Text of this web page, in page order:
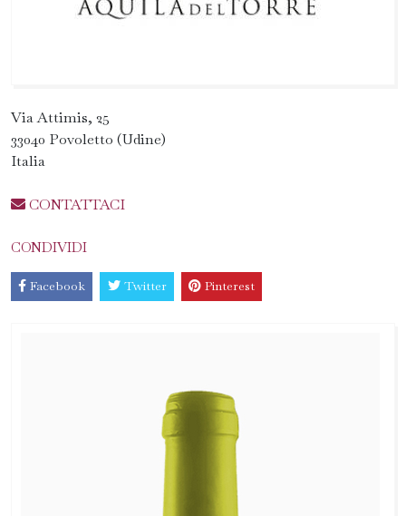
Via Attimis, 25
33040 Povoletto (Udine)
Italia
CONTATTACI
CONDIVIDI
Facebook Twitter Pinterest